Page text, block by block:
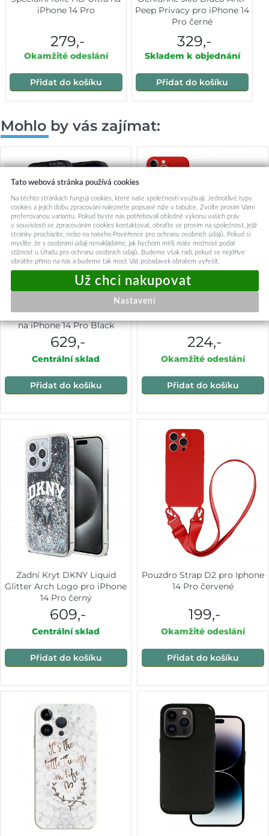
iPhone 14 Pro
279,-
Okamžité odeslání
Přidat do košíku
Peep Privacy pro iPhone 14
Pro černé
329,-
Skladem k objednání
Přidat do košíku
Mohlo by vás zajímat:
Zadní Kryt DKNY PU Leather
Repeat Pattern Tonal Stripe
na iPhone 14 Pro Black
629,-
Centrální sklad
Přidat do košíku
Zadní kryt na iPhone 14 Pro
červený se šňůrkou
224,-
Okamžité odeslání
Přidat do košíku
Zadní Kryt DKNY Liquid
Glitter Arch Logo pro iPhone
14 Pro černý
609,-
Centrální sklad
Přidat do košíku
Pouzdro Strap D2 pro Iphone
14 Pro červené
199,-
Okamžité odeslání
Přidat do košíku
Tato webová stránka používá cookies
Na těchto stránkách fungují cookies, které naše společnosti využívají. Jednotlivé typy
cookies a jejich dobu zpracování naleznete popsané níže v tabulce. Zvolte prosím Vámi
preferovanou variantu. Pokud byste nás potřebovali ohledně výkonu vašich práv
v souvislosti se zpracováním cookies kontaktovat, obraťte se prosím na společnost, jejíž
stránky procházíte, nebo na našeho Pověřence pro ochranu osobních údajů. Pokud si
myslíte, že s osobními údaji nenakládáme, jak bychom měli, máte možnost podat
stížnost u Úřadu pro ochranu osobních údajů. Budeme však rádi, pokud se nejdříve
obrátíte přímo na nás a budeme tak moct Váš požadavek obratem vyřešit.
Nastavení